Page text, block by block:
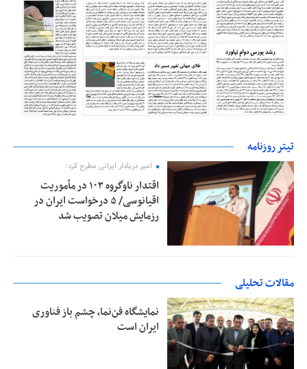
تیتر روزنامه
امیر دریادار ایرانی مطرح کرد؛
اقتدار ناوگروه ۱۰۳ در مأموریت‌
اقیانوسی/ ۵ درخواست ایران در
رزمایش میلان تصویب شد
مقالات تحلیلی
نمایشگاه فن‌نما، چشم باز فناوری
ایران است